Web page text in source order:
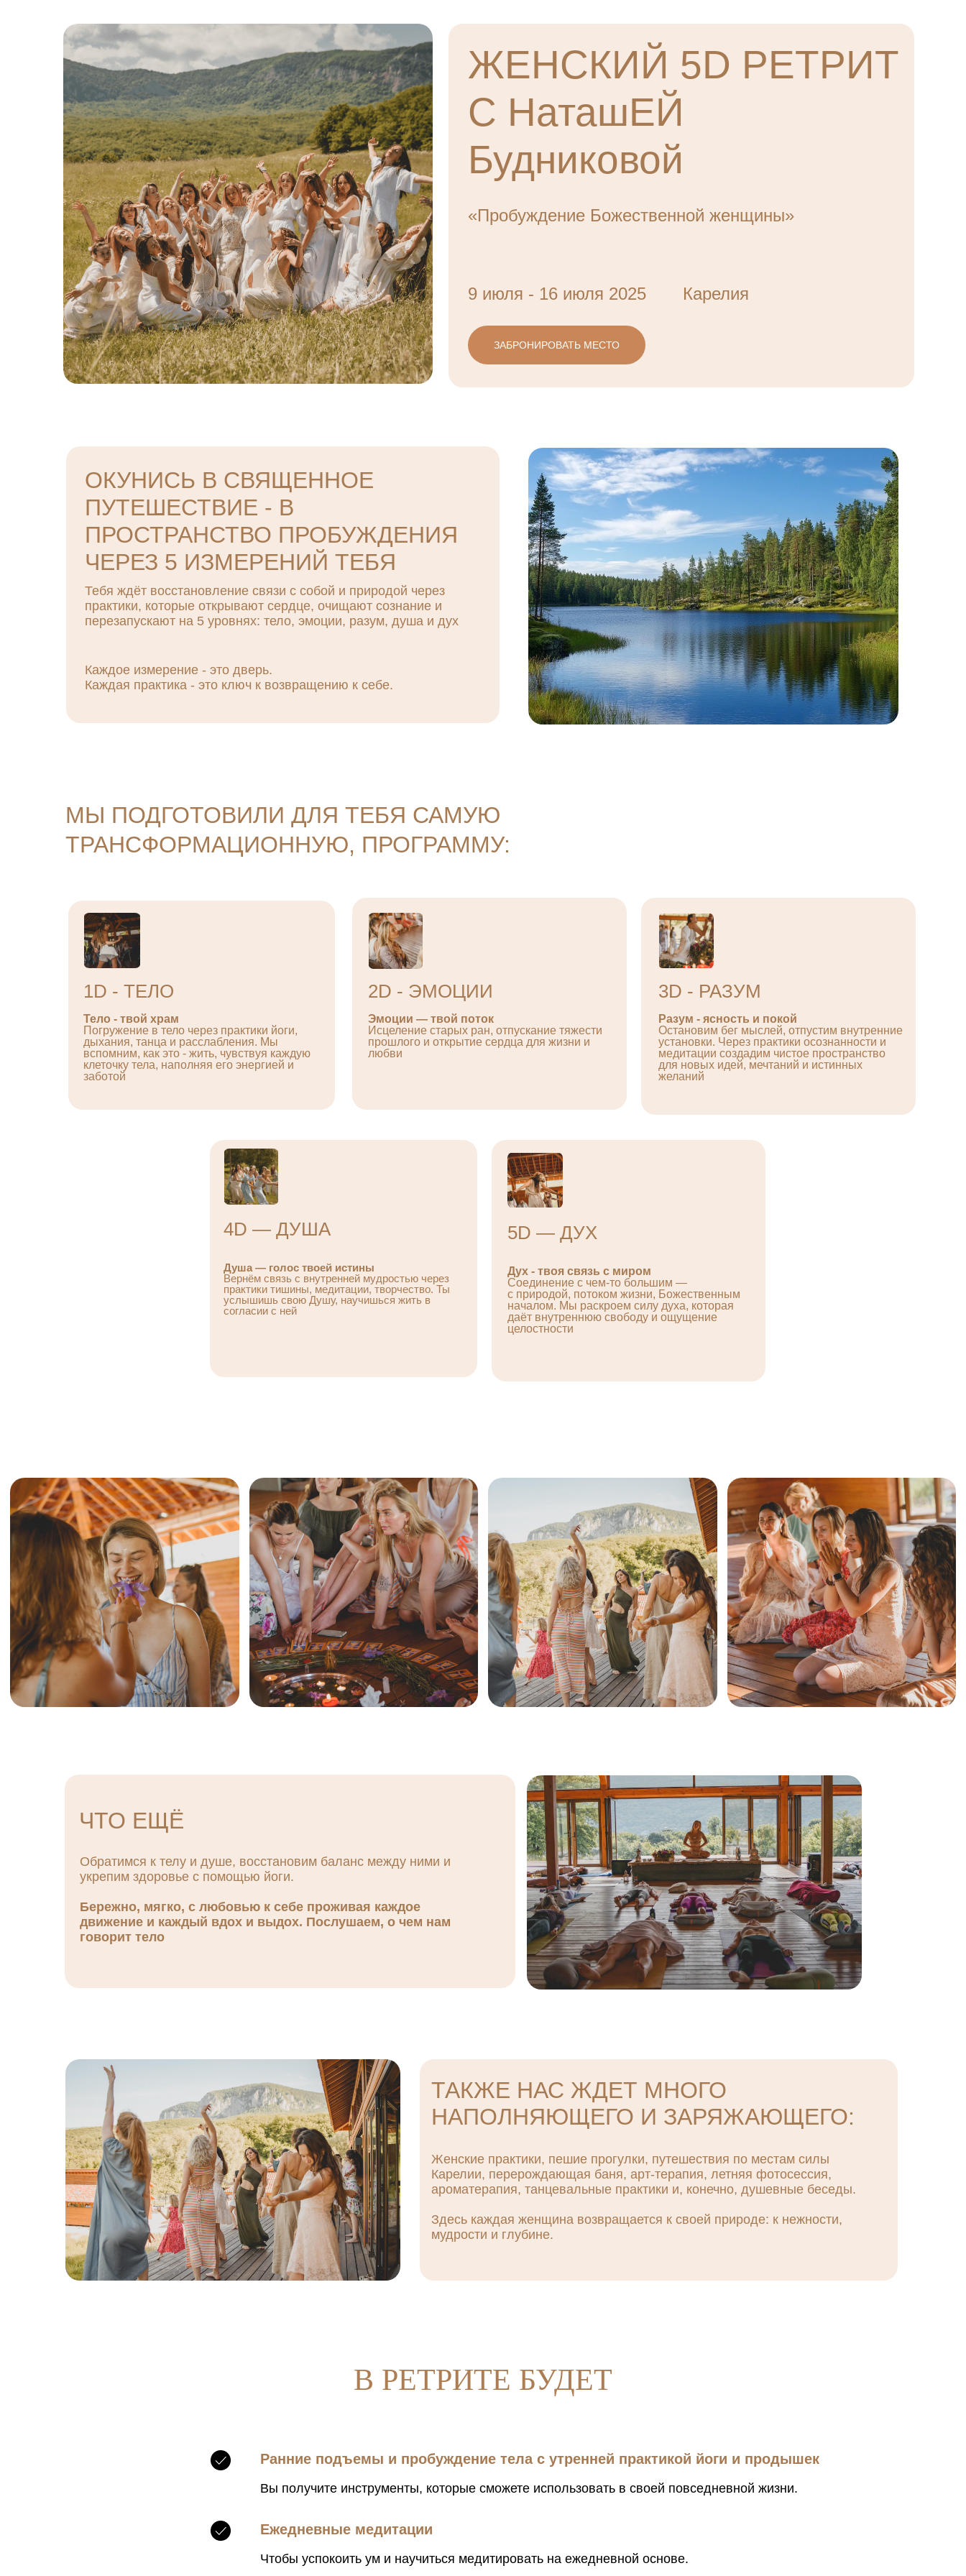
ЖЕНСКИЙ 5D РЕТРИТ
С НаташЕЙ
Будниковой
9 июля - 16 июля 2025 Карелия
«Пробуждение Божественной женщины»
ЗАБРОНИРОВАТЬ МЕСТО
ОКУНИСЬ В СВЯЩЕННОЕ
ПУТЕШЕСТВИЕ - В
ПРОСТРАНСТВО ПРОБУЖДЕНИЯ
ЧЕРЕЗ 5 ИЗМЕРЕНИЙ ТЕБЯ
Каждое измерение - это дверь.
Каждая практика - это ключ к возвращению к себе.
Тебя ждёт восстановление связи с собой и природой через
практики, которые открывают сердце, очищают сознание и
перезапускают на 5 уровнях: тело, эмоции, разум, душа и дух
МЫ ПОДГОТОВИЛИ ДЛЯ ТЕБЯ САМУЮ
ТРАНСФОРМАЦИОННУЮ, ПРОГРАММУ:
2D - ЭМОЦИИ
Эмоции — твой поток
Исцеление старых ран, отпускание тяжести
прошлого и открытие сердца для жизни и
любви
3D - РАЗУМ
Разум - ясность и покой
Остановим бег мыслей, отпустим внутренние
установки. Через практики осознанности и
медитации создадим чистое пространство
для новых идей, мечтаний и истинных
желаний
4D — ДУША
Душа — голос твоей истины
Вернём связь с внутренней мудростью через
практики тишины, медитации, творчество. Ты
услышишь свою Душу, научишься жить в
согласии с ней
1D - ТЕЛО
Тело - твой храм
Погружение в тело через практики йоги,
дыхания, танца и расслабления. Мы
вспомним, как это - жить, чувствуя каждую
клеточку тела, наполняя его энергией и
заботой
5D — ДУХ
Дух - твоя связь с миром
Соединение с чем-то большим —
с природой, потоком жизни, Божественным
началом. Мы раскроем силу духа, которая
даёт внутреннюю свободу и ощущение
целостности
ЧТО ЕЩЁ
Обратимся к телу и душе, восстановим баланс между ними и
укрепим здоровье с помощью йоги.
Бережно, мягко, с любовью к себе проживая каждое
движение и каждый вдох и выдох. Послушаем, о чем нам
говорит тело
Женские практики, пешие прогулки, путешествия по местам силы
Карелии, перерождающая баня, арт-терапия, летняя фотосессия,
ароматерапия, танцевальные практики и, конечно, душевные беседы.
Здесь каждая женщина возвращается к своей природе: к нежности,
мудрости и глубине.
ТАКЖЕ НАС ЖДЕТ МНОГО
НАПОЛНЯЮЩЕГО И ЗАРЯЖАЮЩЕГО:
В РЕТРИТЕ БУДЕТ
Ранние подъемы и пробуждение тела с утренней практикой йоги и продышек
Вы получите инструменты, которые сможете использовать в своей повседневной жизни.
Ежедневные медитации
Чтобы успокоить ум и научиться медитировать на ежедневной основе.